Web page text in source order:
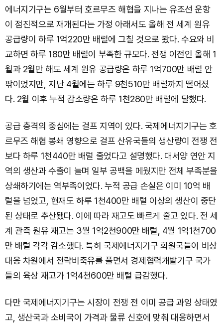
에너지기구는 6월부터 호르무즈 해협을 지나는 유조선 운항
이 점진적으로 재개된다는 가정 아래서도 올해 전 세계 원유
공급량이 하루 1억220만 배럴에 그칠 것으로 봤다. 수요와 비
교하면 하루 180만 배럴이 부족한 규모다. 전쟁 이전인 올해 1
월과 2월만 해도 세계 원유 공급량은 하루 1억700만 배럴 안
팎이었지만, 지난 4월에는 하루 9천510만 배럴까지 떨어졌
다. 2월 이후 누적 감소량은 하루 1천280만 배럴에 달했다.
공급 충격의 중심에는 걸프 지역이 있다. 국제에너지기구는 호
르무즈 해협 봉쇄 영향으로 걸프 산유국들의 생산량이 전쟁 전
보다 하루 1천440만 배럴 줄었다고 설명했다. 대서양 연안 지
역의 생산과 수출이 늘며 일부 공백을 메웠지만 전체 부족분을
상쇄하기에는 역부족이었다. 누적 공급 손실은 이미 10억 배
럴을 넘었고, 현재도 하루 1천400만 배럴 이상의 생산이 중단
된 상태로 추산됐다. 이에 따라 재고도 빠르게 줄고 있다. 전 세
계 관측 원유 재고는 3월 1억2천900만 배럴, 4월 1억1천700
만 배럴 각각 감소했다. 특히 국제에너지기구 회원국들이 비상
대응 차원에서 전략비축유를 풀면서 경제협력개발기구 국가
들의 육상 재고가 1억4천600만 배럴 급감했다.
다만 국제에너지기구는 시장이 전쟁 전 이미 공급 과잉 상태였
고, 생산국과 소비국이 가격과 물류 신호에 맞춰 대응하면서